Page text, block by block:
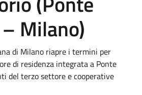
Milano)
di Milano riapre i termini per
di residenza integrata a Ponte
del terzo settore e cooperative